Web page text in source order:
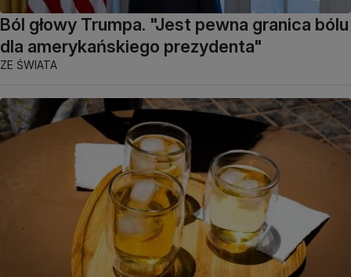
Ból głowy Trumpa. "Jest pewna granica bólu
dla amerykańskiego prezydenta"
ZE ŚWIATA